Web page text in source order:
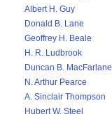
Albert H. Guy
Donald B. Lane
Geoffrey H. Beale
H. R. Ludbrook
Duncan B. MacFarlane
N. Arthur Pearce
A. Sinclair Thompson
Hubert W. Steel